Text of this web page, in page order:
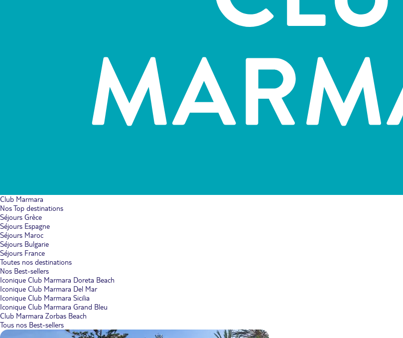
Club Marmara
Nos Top destinations
Séjours Grèce
Séjours Espagne
Séjours Maroc
Séjours Bulgarie
Séjours France
Toutes nos destinations
Nos Best-sellers
Iconique Club Marmara Doreta Beach
Iconique Club Marmara Del Mar
Iconique Club Marmara Sicilia
Iconique Club Marmara Grand Bleu
Club Marmara Zorbas Beach
Tous nos Best-sellers